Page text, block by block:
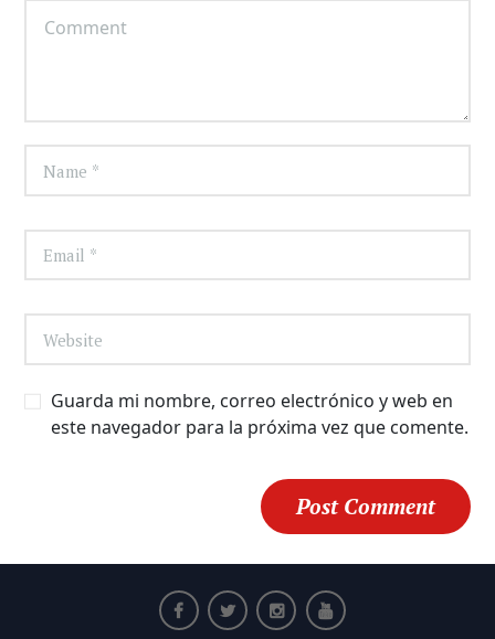
Guarda mi nombre, correo electrónico y web en
este navegador para la próxima vez que comente.